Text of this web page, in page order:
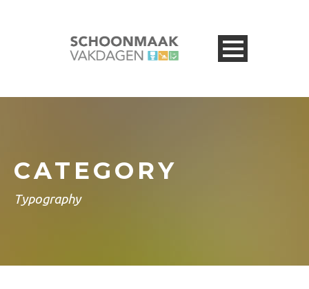
CATEGORY
Typography